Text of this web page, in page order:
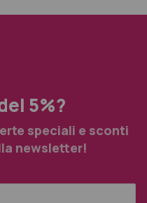
5%?
speciali e sconti
newsletter!